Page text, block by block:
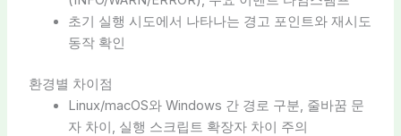
초기 실행 시도에서 나타나는 경고 포인트와 재시도
동작 확인
환경별 차이점
Linux/macOS와 Windows 간 경로 구분, 줄바꿈 문
자 차이, 실행 스크립트 확장자 차이 주의